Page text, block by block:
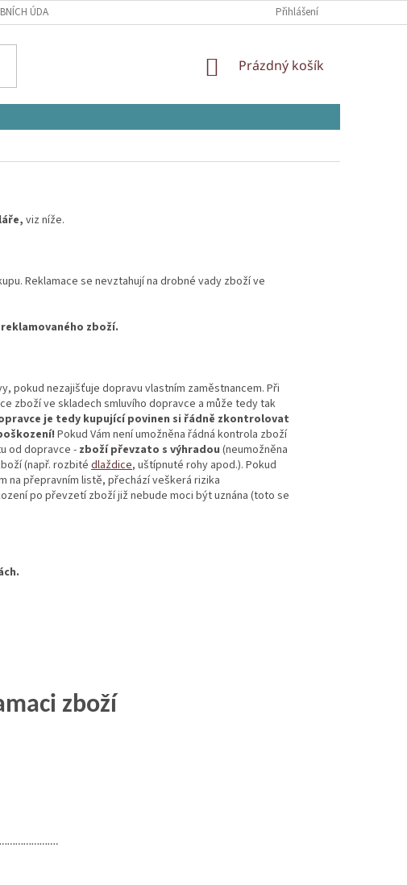
ÚDAJŮ Přihlášení
NÁKUPNÍ
Prázdný košík
viz níže.
Reklamace se nevztahují na drobné vady zboží ve
zboží.
pokud nezajišťuje dopravu vlastním zaměstnancem. Při
zboží ve skladech smluvího dopravce a může tedy tak
je tedy kupující povinen si řádně zkontrolovat
Pokud Vám není umožněna řádná kontrola zboží
od dopravce -zboží převzato s výhradou (neumožněna
(např. rozbité dlaždice, uštípnuté rohy apod.). Pokud
přepravním listě, přechází veškerá rizika
po převzetí zboží již nebude moci být uznána (toto se
zboží